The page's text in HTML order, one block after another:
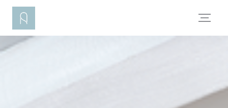
Panel pro správu cookies